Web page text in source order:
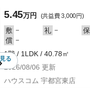
見る
5.45万円 (共益費 3,000円)
敷 － 礼 － 保
償 －
1階 / 1LDK / 40.78㎡
2026/08/06 更新
ハウスコム 宇都宮東店